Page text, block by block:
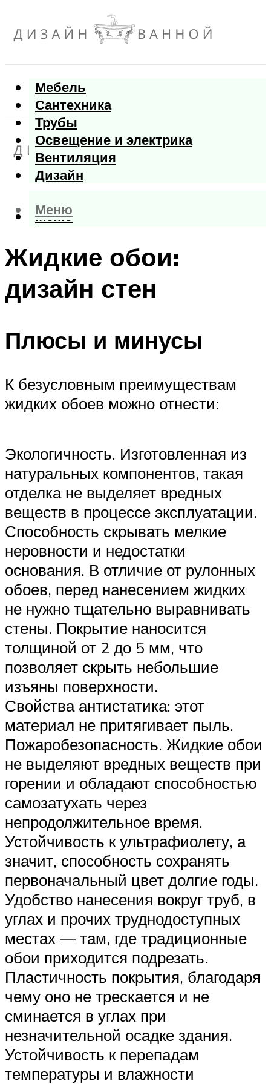
Мебель
Сантехника
Трубы
Освещение и электрика
Вентиляция
Дизайн
Меню
Меню
Жидкие обои:
дизайн стен
Плюсы и минусы
К безусловным преимуществам
жидких обоев можно отнести:
Экологичность. Изготовленная из
натуральных компонентов, такая
отделка не выделяет вредных
веществ в процессе эксплуатации.
Способность скрывать мелкие
неровности и недостатки
основания. В отличие от рулонных
обоев, перед нанесением жидких
не нужно тщательно выравнивать
стены. Покрытие наносится
толщиной от 2 до 5 мм, что
позволяет скрыть небольшие
изъяны поверхности.
Свойства антистатика: этот
материал не притягивает пыль.
Пожаробезопасность. Жидкие обои
не выделяют вредных веществ при
горении и обладают способностью
самозатухать через
непродолжительное время.
Устойчивость к ультрафиолету, а
значит, способность сохранять
первоначальный цвет долгие годы.
Удобство нанесения вокруг труб, в
углах и прочих труднодоступных
местах — там, где традиционные
обои приходится подрезать.
Пластичность покрытия, благодаря
чему оно не трескается и не
сминается в углах при
незначительной осадке здания.
Устойчивость к перепадам
температуры и влажности